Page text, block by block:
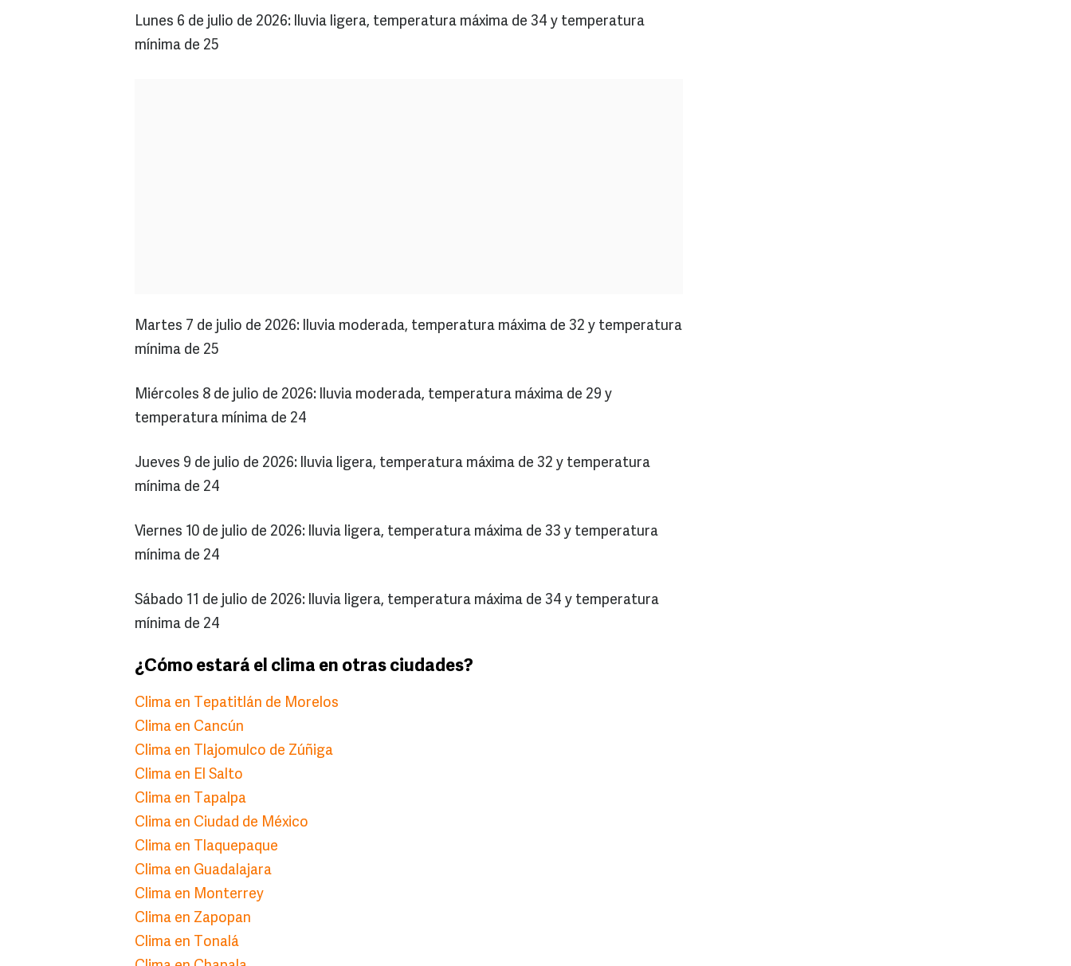
Lunes 6 de julio de 2026: lluvia ligera, temperatura máxima de 34 y temperatura
mínima de 25
Martes 7 de julio de 2026: lluvia moderada, temperatura máxima de 32 y temperatura
mínima de 25
Miércoles 8 de julio de 2026: lluvia moderada, temperatura máxima de 29 y
temperatura mínima de 24
Jueves 9 de julio de 2026: lluvia ligera, temperatura máxima de 32 y temperatura
mínima de 24
Viernes 10 de julio de 2026: lluvia ligera, temperatura máxima de 33 y temperatura
mínima de 24
Sábado 11 de julio de 2026: lluvia ligera, temperatura máxima de 34 y temperatura
mínima de 24
¿Cómo estará el clima en otras ciudades?
Clima en Tepatitlán de Morelos
Clima en Cancún
Clima en Tlajomulco de Zúñiga
Clima en El Salto
Clima en Tapalpa
Clima en Ciudad de México
Clima en Tlaquepaque
Clima en Guadalajara
Clima en Monterrey
Clima en Zapopan
Clima en Tonalá